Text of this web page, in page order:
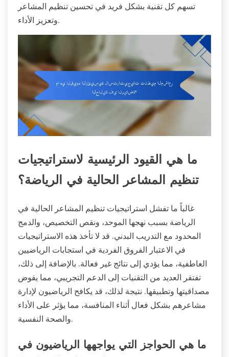
تسهم كل تقنية بشكل فريد في تحسين تنظيم المشاعر
وتعزيز الأداء.
ما هي القيود الرئيسية لاستراتيجيات
تنظيم المشاعر الحالية في الرياضة؟
غالباً ما تفشل استراتيجيات تنظيم المشاعر الحالية في
الرياضة بسبب نهجها الموحد، ونقص التخصيص، والدمج
المحدود مع التدريب البدني. قد لا تأخذ هذه الاستراتيجيات
في الاعتبار الفروق الفردية في استجابات الرياضيين
العاطفية، مما يؤدي إلى نتائج غير فعالة. بالإضافة إلى ذلك،
تفتقر العديد من التقنيات إلى الدعم التجريبي، مما يقوض
مصداقيتها وتطبيقها. نتيجة لذلك، قد يكافح الرياضيون لإدارة
مشاعرهم بشكل فعال أثناء المنافسة، مما يؤثر على الأداء
والصحة النفسية.
ما هي الحواجز التي يواجهها الرياضيون في